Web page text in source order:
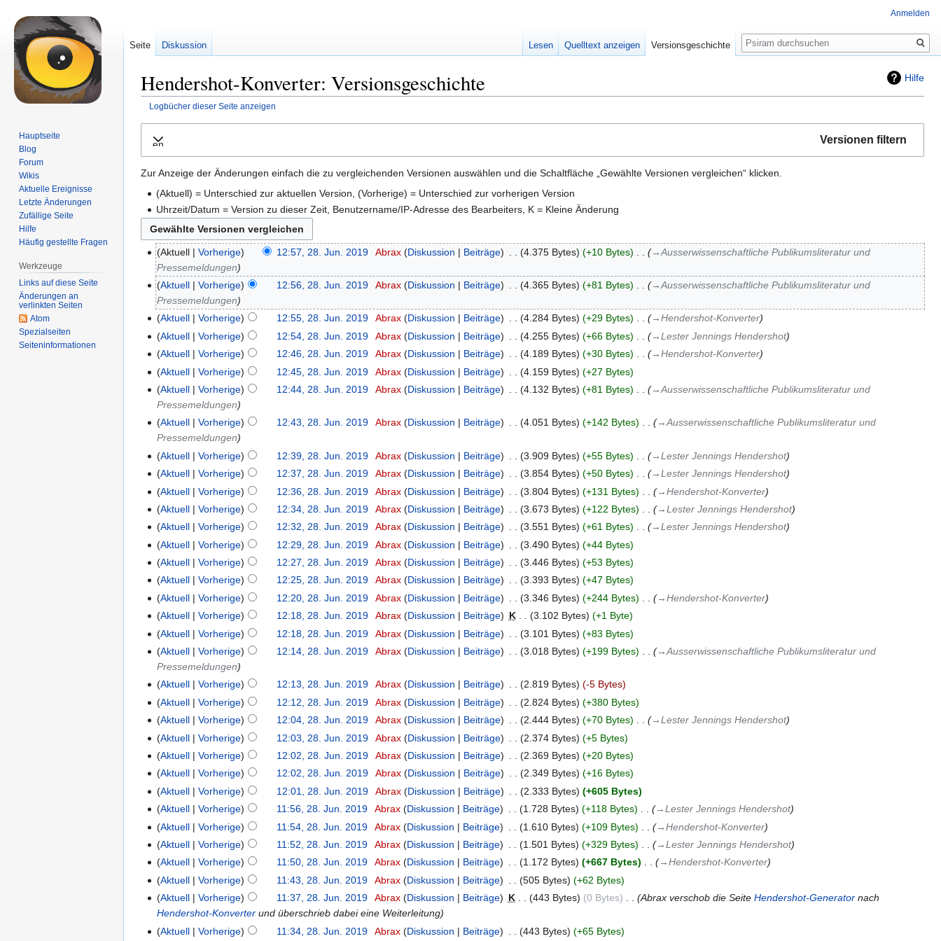
Hilfe
Hendershot-Konverter: Versionsgeschichte
Logbücher dieser Seite anzeigen
Navigation
Suche
Versionen filtern
Ausklappen
Zur Anzeige der Änderungen einfach die zu vergleichenden Versionen auswählen und die Schaltfläche „Gewählte Versionen vergleichen“ klicken.
(Aktuell) = Unterschied zur aktuellen Version, (Vorherige) = Unterschied zur vorherigen Version
Uhrzeit/Datum = Version zu dieser Zeit, Benutzername/IP-Adresse des Bearbeiters, K = Kleine Änderung
Aktuell Vorherige 12:57, 28. Jun. 2019 Abrax Diskussion Beiträge 4.375 Bytes +10 Bytes
→‎Ausserwissenschaftliche Publikumsliteratur und
Pressemeldungen
Aktuell
Vorherige 12:56, 28. Jun. 2019 Abrax Diskussion Beiträge 4.365 Bytes +81 Bytes
→‎Ausserwissenschaftliche Publikumsliteratur und
Pressemeldungen
Aktuell
Vorherige 12:55, 28. Jun. 2019 Abrax Diskussion Beiträge 4.284 Bytes +29 Bytes
→‎Hendershot-Konverter
Aktuell
Vorherige 12:54, 28. Jun. 2019 Abrax Diskussion Beiträge 4.255 Bytes +66 Bytes
→‎Lester Jennings Hendershot
Aktuell
Vorherige 12:46, 28. Jun. 2019 Abrax Diskussion Beiträge 4.189 Bytes +30 Bytes
→‎Hendershot-Konverter
Aktuell
Vorherige 12:45, 28. Jun. 2019 Abrax Diskussion Beiträge 4.159 Bytes
+27 Bytes
Aktuell
Vorherige 12:44, 28. Jun. 2019 Abrax Diskussion Beiträge 4.132 Bytes +81 Bytes
→‎Ausserwissenschaftliche Publikumsliteratur und
Pressemeldungen
Aktuell
Vorherige 12:43, 28. Jun. 2019 Abrax Diskussion Beiträge 4.051 Bytes +142 Bytes
→‎Ausserwissenschaftliche Publikumsliteratur und
Pressemeldungen
Aktuell
Vorherige 12:39, 28. Jun. 2019 Abrax Diskussion Beiträge 3.909 Bytes +55 Bytes
→‎Lester Jennings Hendershot
Aktuell
Vorherige 12:37, 28. Jun. 2019 Abrax Diskussion Beiträge 3.854 Bytes +50 Bytes
→‎Lester Jennings Hendershot
Aktuell
Vorherige 12:36, 28. Jun. 2019 Abrax Diskussion Beiträge 3.804 Bytes +131 Bytes
→‎Hendershot-Konverter
Aktuell
Vorherige 12:34, 28. Jun. 2019 Abrax Diskussion Beiträge 3.673 Bytes +122 Bytes
→‎Lester Jennings Hendershot
Aktuell
Vorherige 12:32, 28. Jun. 2019 Abrax Diskussion Beiträge 3.551 Bytes +61 Bytes
→‎Lester Jennings Hendershot
Aktuell
Vorherige 12:29, 28. Jun. 2019 Abrax Diskussion Beiträge 3.490 Bytes
+44 Bytes
Aktuell
Vorherige 12:27, 28. Jun. 2019 Abrax Diskussion Beiträge 3.446 Bytes
+53 Bytes
Aktuell
Vorherige 12:25, 28. Jun. 2019 Abrax Diskussion Beiträge 3.393 Bytes
+47 Bytes
Aktuell
Vorherige 12:20, 28. Jun. 2019 Abrax Diskussion Beiträge 3.346 Bytes +244 Bytes
→‎Hendershot-Konverter
Aktuell
Vorherige 12:18, 28. Jun. 2019 Abrax Diskussion Beiträge K 3.102 Bytes
+1 Byte
Aktuell
Vorherige 12:18, 28. Jun. 2019 Abrax Diskussion Beiträge 3.101 Bytes
+83 Bytes
Aktuell
Vorherige 12:14, 28. Jun. 2019 Abrax Diskussion Beiträge 3.018 Bytes +199 Bytes
→‎Ausserwissenschaftliche Publikumsliteratur und
Pressemeldungen
Aktuell
Vorherige 12:13, 28. Jun. 2019 Abrax Diskussion Beiträge 2.819 Bytes
-5 Bytes
Aktuell
Vorherige 12:12, 28. Jun. 2019 Abrax Diskussion Beiträge 2.824 Bytes
+380 Bytes
Aktuell
Vorherige 12:04, 28. Jun. 2019 Abrax Diskussion Beiträge 2.444 Bytes +70 Bytes
→‎Lester Jennings Hendershot
Aktuell
Vorherige 12:03, 28. Jun. 2019 Abrax Diskussion Beiträge 2.374 Bytes
+5 Bytes
Aktuell
Vorherige 12:02, 28. Jun. 2019 Abrax Diskussion Beiträge 2.369 Bytes
+20 Bytes
Aktuell
Vorherige 12:02, 28. Jun. 2019 Abrax Diskussion Beiträge 2.349 Bytes
+16 Bytes
Aktuell
Vorherige 12:01, 28. Jun. 2019 Abrax Diskussion Beiträge 2.333 Bytes
+605 Bytes
Aktuell
Vorherige 11:56, 28. Jun. 2019 Abrax Diskussion Beiträge 1.728 Bytes +118 Bytes
→‎Lester Jennings Hendershot
Aktuell
Vorherige 11:54, 28. Jun. 2019 Abrax Diskussion Beiträge 1.610 Bytes +109 Bytes
→‎Hendershot-Konverter
Aktuell
Vorherige 11:52, 28. Jun. 2019 Abrax Diskussion Beiträge 1.501 Bytes +329 Bytes
→‎Lester Jennings Hendershot
Aktuell
Vorherige 11:50, 28. Jun. 2019 Abrax Diskussion Beiträge 1.172 Bytes +667 Bytes
→‎Hendershot-Konverter
Aktuell
Vorherige 11:43, 28. Jun. 2019 Abrax Diskussion Beiträge 505 Bytes
+62 Bytes
Aktuell
Vorherige 11:37, 28. Jun. 2019 Abrax Diskussion Beiträge K 443 Bytes 0 Bytes Abrax verschob die Seite Hendershot-Generatornach
Hendershot-Konverter und überschrieb dabei eine Weiterleitung
Aktuell
Vorherige 11:34, 28. Jun. 2019 Abrax Diskussion Beiträge 443 Bytes +65 Bytes
Anmelden
Seite Diskussion Lesen Quelltext anzeigen Versionsgeschichte
Suche
Hauptseite
Blog
Forum
Wikis
Aktuelle Ereignisse
Letzte Änderungen
Zufällige Seite
Hilfe
Häufig gestellte Fragen
Werkzeuge
Links auf diese Seite
Änderungen an
verlinkten Seiten
Atom
Spezialseiten
Seiten­informationen